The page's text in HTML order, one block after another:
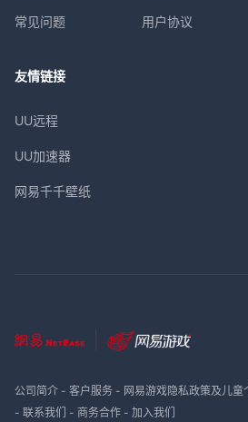
常见问题 用户协议
友情链接
UU远程
UU加速器
网易千千壁纸
公司简介- 客户服务- 网易游戏隐私政策及儿童
- 联系我们 - 商务合作- 加入我们